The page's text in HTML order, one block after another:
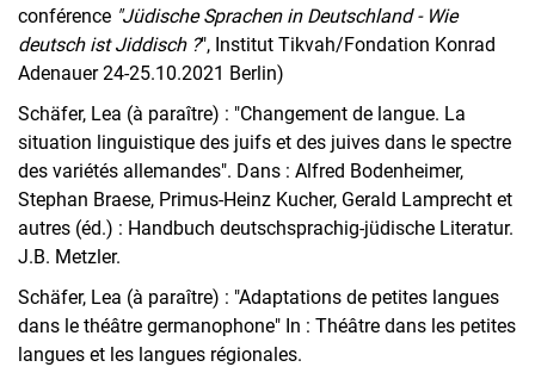
conférence "Jüdische Sprachen in Deutschland - Wie
deutsch ist Jiddisch ?", Institut Tikvah/Fondation Konrad
Adenauer 24-25.10.2021 Berlin)
Schäfer, Lea (à paraître) : "Changement de langue. La
situation linguistique des juifs et des juives dans le spectre
des variétés allemandes". Dans : Alfred Bodenheimer,
Stephan Braese, Primus-Heinz Kucher, Gerald Lamprecht et
autres (éd.) : Handbuch deutschsprachig-jüdische Literatur.
J.B. Metzler.
Schäfer, Lea (à paraître) : "Adaptations de petites langues
dans le théâtre germanophone" In : Théâtre dans les petites
langues et les langues régionales.